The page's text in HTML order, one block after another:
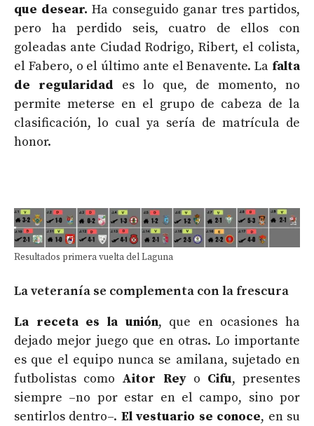
que desear. Ha conseguido ganar tres partidos,
pero ha perdido seis, cuatro de ellos con
goleadas ante Ciudad Rodrigo, Ribert, el colista,
el Fabero, o el último ante el Benavente. La falta
de regularidad es lo que, de momento, no
permite meterse en el grupo de cabeza de la
clasificación, lo cual ya sería de matrícula de
honor.
Resultados primera vuelta del Laguna
La veteranía se complementa con la frescura
La receta es la unión, que en ocasiones ha
dejado mejor juego que en otras. Lo importante
es que el equipo nunca se amilana, sujetado en
futbolistas como Aitor Reyo Cifu, presentes
siempre –no por estar en el campo, sino por
sentirlos dentro–. El vestuario se conoce, en su